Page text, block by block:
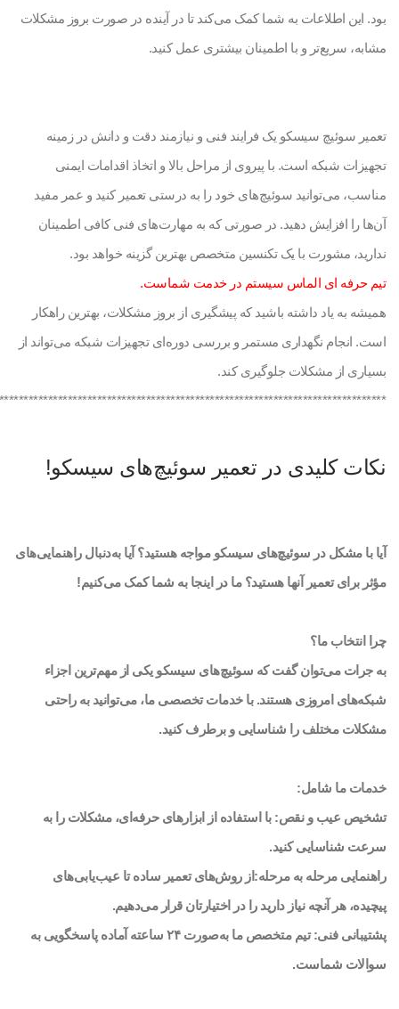
بود. این اطلاعات به شما کمک می‌کند تا در آینده در صورت بروز مشکلات
مشابه، سریع‌تر و با اطمینان بیشتری عمل کنید.
تعمیر سوئیچ سیسکو یک فرایند فنی و نیازمند دقت و دانش در زمینه
تجهیزات شبکه است. با پیروی از مراحل بالا و اتخاذ اقدامات ایمنی
مناسب، می‌توانید سوئیچ‌های خود را به درستی تعمیر کنید و عمر مفید
آن‌ها را افزایش دهید. در صورتی که به مهارت‌های فنی کافی اطمینان
ندارید، مشورت با یک تکنسین متخصص بهترین گزینه خواهد بود.
تیم حرفه ای الماس سیستم در خدمت شماست.
همیشه به یاد داشته باشید که پیشگیری از بروز مشکلات، بهترین راهکار
است. انجام نگهداری مستمر و بررسی دوره‌ای تجهیزات شبکه می‌تواند از
بسیاری از مشکلات جلوگیری کند.
نکات کلیدی در تعمیر سوئیچ‌های سیسکو!
آیا با مشکل در سوئیچ‌های سیسکو مواجه هستید؟ آیا به‌دنبال راهنمایی‌های
مؤثر برای تعمیر آنها هستید؟ ما در اینجا به شما کمک می‌کنیم!
چرا انتخاب ما؟
به جرات می‌توان گفت که سوئیچ‌های سیسکو یکی از مهم‌ترین اجزاء
شبکه‌های امروزی هستند. با خدمات تخصصی ما، می‌توانید به راحتی
مشکلات مختلف را شناسایی و برطرف کنید.
خدمات ما شامل:
تشخیص عیب و نقص: با استفاده از ابزارهای حرفه‌ای، مشکلات را به
سرعت شناسایی کنید.
راهنمایی مرحله به مرحله:از روش‌های تعمیر ساده تا عیب‌یابی‌های
پیچیده، هر آنچه نیاز دارید را در اختیارتان قرار می‌دهیم.
پشتیبانی فنی: تیم متخصص ما به‌صورت ۲۴ ساعته آماده پاسخگویی به
سوالات شماست.